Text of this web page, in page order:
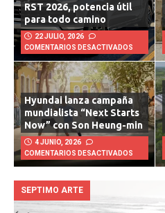
RST 2026, potencia útil
para todo camino
22 JULIO, 2026
COMENTARIOS DESACTIVADOS
Hyundai lanza campaña
mundialista “Next Starts
Now” con Son Heung-min
4 JUNIO, 2026
COMENTARIOS DESACTIVADOS
SEPTIMO ARTE